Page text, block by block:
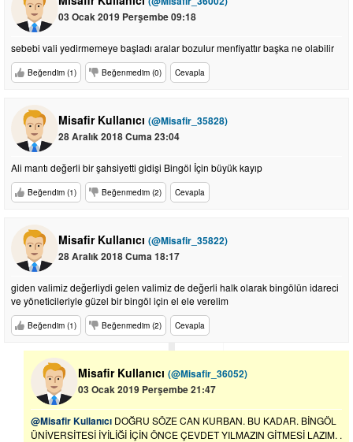
03 Ocak 2019 Perşembe 09:18
sebebi vali yedirmemeye başladı aralar bozulur menfiyattır başka ne olabilir
Beğendim (1) Beğenmedim (0) Cevapla
Misafir Kullanıcı (@Misafir_35828)
28 Aralık 2018 Cuma 23:04
Ali mantı değerli bir şahsiyetti gidişi Bingöl İçin büyük kayıp
Beğendim (1) Beğenmedim (2) Cevapla
Misafir Kullanıcı (@Misafir_35822)
28 Aralık 2018 Cuma 18:17
giden valimiz değerliydi gelen valimiz de değerli halk olarak bingölün idareci
ve yöneticileriyle güzel bir bingöl için el ele verelim
Beğendim (1) Beğenmedim (2) Cevapla
Misafir Kullanıcı (@Misafir_36052)
03 Ocak 2019 Perşembe 21:47
@Misafir Kullanıcı DOĞRU SÖZE CAN KURBAN. BU KADAR. BİNGÖL
ÜNİVERSİTESİ İYİLİĞİ İÇİN ÖNCE ÇEVDET YILMAZIN GİTMESİ LAZIM. .